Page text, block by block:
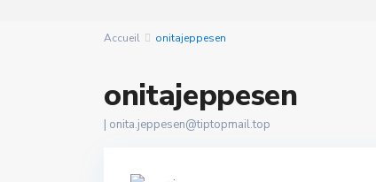
Accueil onitajeppesen
onitajeppesen
| onita.jeppesen@tiptopmail.top